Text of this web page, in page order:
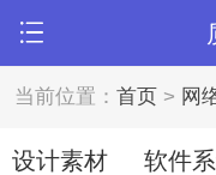
当前位置：首页 > 网
设计素材 软件